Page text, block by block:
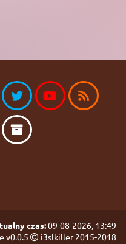
czas:09-08-2026, 13:49
v0.0.5
i3slkiller 2015-2018